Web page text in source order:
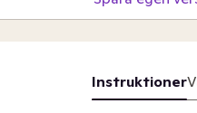
Instruktioner